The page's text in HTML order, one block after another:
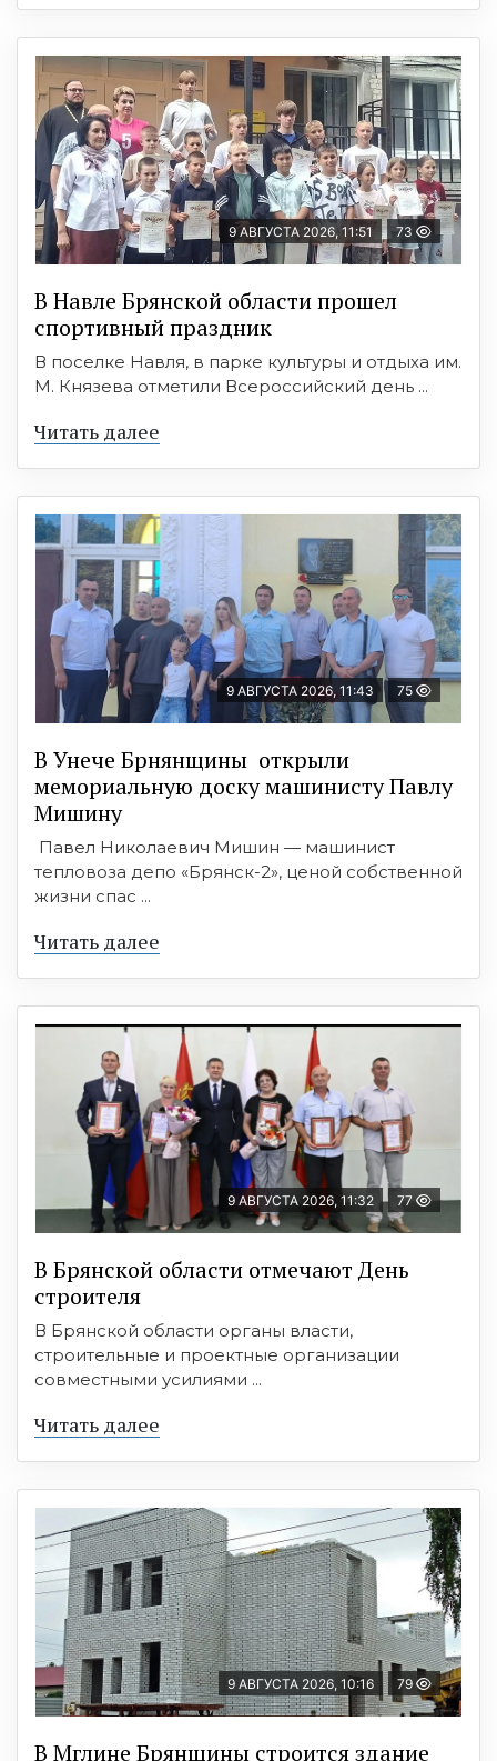
9 АВГУСТА 2026, 11:51 73
В Навле Брянской области прошел
спортивный праздник
В поселке Навля, в парке культуры и отдыха им.
М. Князева отметили Всероссийский день ...
Читать далее
9 АВГУСТА 2026, 11:43 75
В Унече Брнянщины открыли
мемориальную доску машинисту Павлу
Мишину
Павел Николаевич Мишин — машинист
тепловоза депо «Брянск-2», ценой собственной
жизни спас ...
Читать далее
9 АВГУСТА 2026, 11:32 77
В Брянской области отмечают День
строителя
В Брянской области органы власти,
строительные и проектные организации
совместными усилиями ...
Читать далее
9 АВГУСТА 2026, 10:16 79
В Мглине Брянщины строится здание